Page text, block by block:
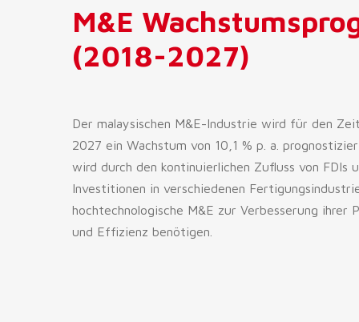
M&E
(2018-2027)
Der malaysischen M&E-Industrie wird für den
2027 ein Wachstum von 10,1 % p. a.
wird durch den kontinuierlichen Zufluss von FDIs
Investitionen in verschiedenen
hochtechnologische M&E zur Verbesserung ihrer
und Effizienz benötigen.